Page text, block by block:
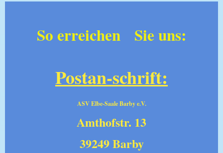
So erreichen Sie uns:
Postan-schrift:
ASV Elbe-Saale Barby e.V.
Amthofstr. 13
39249 Barby